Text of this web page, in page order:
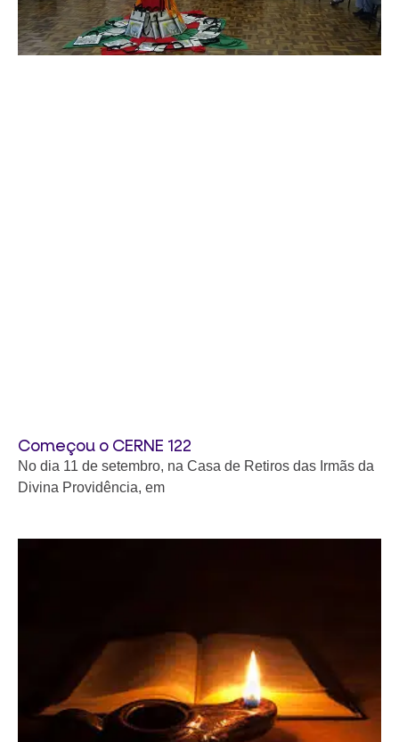
Começou o CERNE 122
No dia 11 de setembro, na Casa de Retiros das Irmãs da
Divina Providência, em